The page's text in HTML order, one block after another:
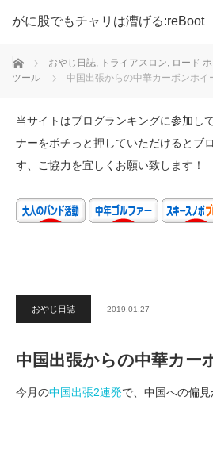
がに股でもチャリは漕げる:reBoot
ホーム おやじ日誌, トライアスロン, ロード
ツール
中国出張からの中華カーボンホイ
当サイトはブログランキングに参加し
ナーをポチっと押していただけるとブ
す、ご協力を宜しくお願い致します！
おやじ日誌 2019.01.27
中国出張からの中華カー
今月の中国出張2連発で、中国への偏見